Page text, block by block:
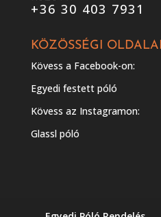
+36 30 403 7931
KÖZÖSSÉGI
Kövess a Facebook-on:
Egyedi festett póló
Kövess az Instagramon:
Glassl póló